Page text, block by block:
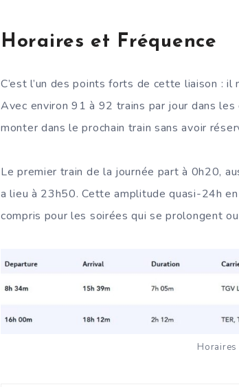
Horaires et Fréquence
C’est l’un des points forts de cette liaison :
Avec environ 91 à 92 trains par jour dans
monter dans le prochain train sans avoir
Le premier train de la journée part à 0h20,
a lieu à 23h50. Cette amplitude quasi-24h
compris pour les soirées qui se prolongent
Horaires